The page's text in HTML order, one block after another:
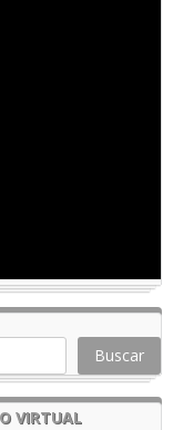
Buscar
VIRTUAL